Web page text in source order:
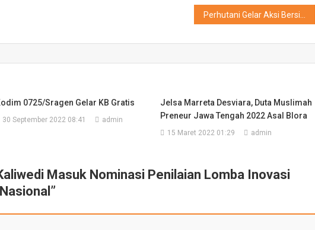
0725/Sragen Gelar KB Gratis
30 September 2022 08:41 admin
Jelsa Marreta Desviara, Duta Muslimah
Preneur Jawa Tengah 2022 Asal Blora
15 Maret 2022 01:29 admin
Masuk Nominasi Penilaian Lomba Inovasi
”